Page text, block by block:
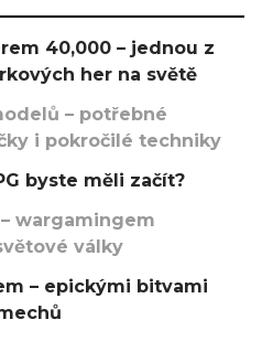
40,000 – jednou z
her na světě
– potřebné
i pokročilé techniky
byste měli začít?
wargamingem
války
– epickými bitvami